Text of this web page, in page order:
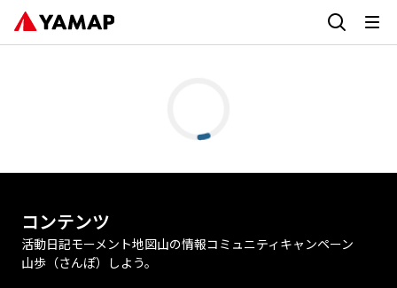
コンテンツ
活動日記モーメント地図山の情報コミュニティ キャンペーン
山歩（さんぽ）しよう。